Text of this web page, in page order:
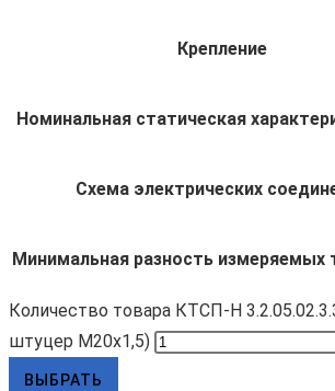
Крепление
Номинальная статическая
Схема электрических
Минимальная разность измеряемых
Количество товара КТСП-Н
штуцер М20х1,5)
ВЫБРАТЬ